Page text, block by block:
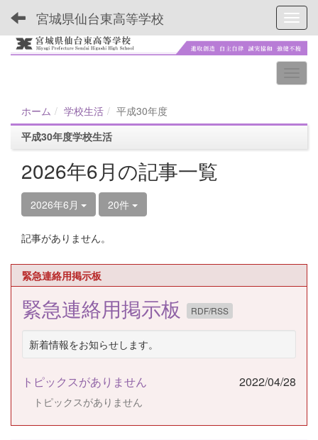
宮城県仙台東高等学校
ホーム 学校生活
平成30年度
平成30年度学校生活
2026年6月の記事一覧
2026年6月 20件
記事がありません。
緊急連絡用掲示板
緊急連絡用掲示板 RDF/RSS
新着情報をお知らせします。
トピックスがありません 2022/04/28
トピックスがありません